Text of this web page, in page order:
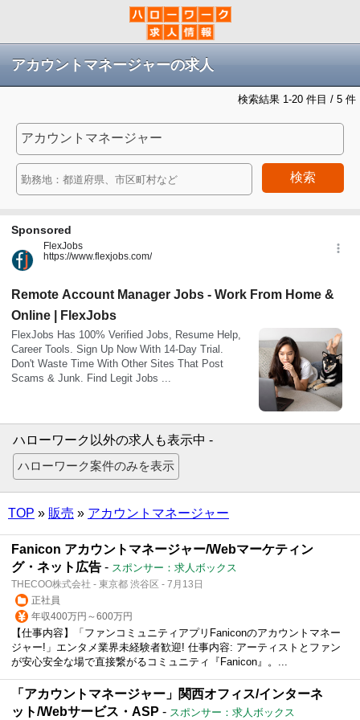
アカウントマネージャーの求人
検索結果 1-20 件目 / 5 件
検索
ハローワーク以外の求人も表示中 -
TOP » 販売 » アカウントマネージャー
Fanicon アカウントマネージャー/Webマーケティン
グ・ネット広告 - スポンサー：求人ボックス
THECOO株式会社 - 東京都 渋谷区 - 7月13日
正社員
年収400万円～600万円
【仕事内容】「ファンコミュニティアプリFaniconのアカウントマネー
ジャー!」エンタメ業界未経験者歓迎! 仕事内容: アーティストとファン
が安心安全な場で直接繋がるコミュニティ『Fanicon』。...
「アカウントマネージャー」関西オフィス/インターネ
ット/Webサービス・ASP - スポンサー：求人ボックス